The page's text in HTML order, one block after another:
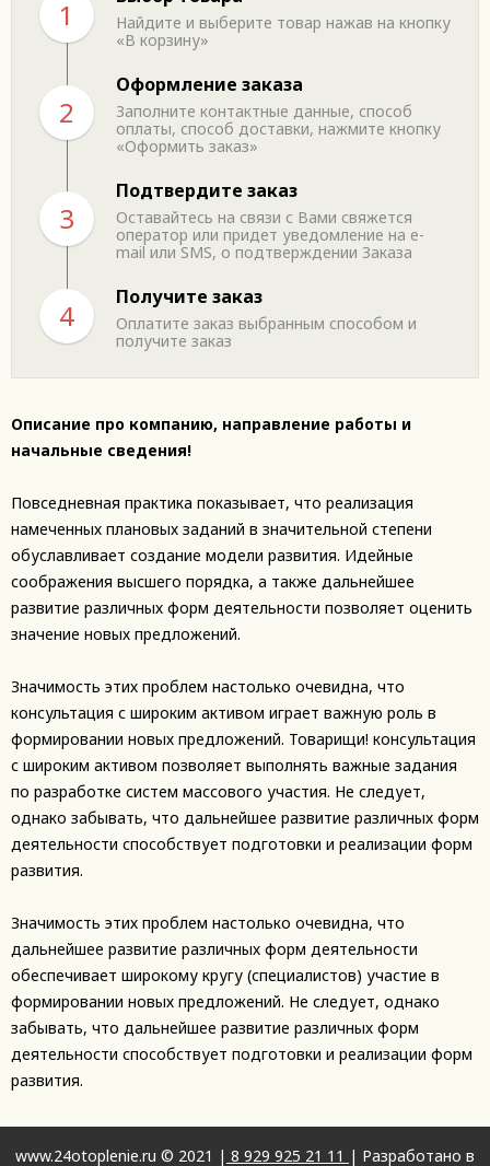
1
Найдите и выберите товар нажав на кнопку
«В корзину»
2
Оформление заказа
Заполните контактные данные, способ
оплаты, способ доставки, нажмите кнопку
«Оформить заказ»
3
Подтвердите заказ
Оставайтесь на связи с Вами свяжется
оператор или придет уведомление на e-
mail или SMS, о подтверждении Заказа
4
Получите заказ
Оплатите заказ выбранным способом и
получите заказ
Описание про компанию, направление работы и
начальные сведения!
Повседневная практика показывает, что реализация
намеченных плановых заданий в значительной степени
обуславливает создание модели развития. Идейные
соображения высшего порядка, а также дальнейшее
развитие различных форм деятельности позволяет оценить
значение новых предложений.
Значимость этих проблем настолько очевидна, что
консультация с широким активом играет важную роль в
формировании новых предложений. Товарищи! консультация
с широким активом позволяет выполнять важные задания
по разработке систем массового участия. Не следует,
однако забывать, что дальнейшее развитие различных форм
деятельности способствует подготовки и реализации форм
развития.
Значимость этих проблем настолько очевидна, что
дальнейшее развитие различных форм деятельности
обеспечивает широкому кругу (специалистов) участие в
формировании новых предложений. Не следует, однако
забывать, что дальнейшее развитие различных форм
деятельности способствует подготовки и реализации форм
развития.
www.24otoplenie.ru © 2021 | 8 929 925 21 11 | Разработано в